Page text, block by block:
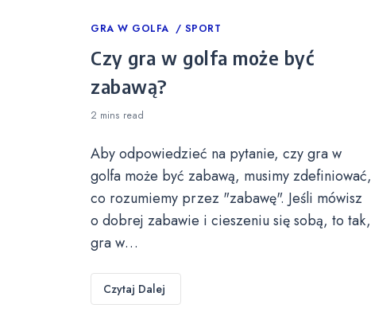
Categories
GRA W GOLFA SPORT
Czy gra w golfa może być
zabawą?
2 mins read
Aby odpowiedzieć na pytanie, czy gra w
golfa może być zabawą, musimy zdefiniować,
co rozumiemy przez "zabawę". Jeśli mówisz
o dobrej zabawie i cieszeniu się sobą, to tak,
gra w…
Czytaj Dalej